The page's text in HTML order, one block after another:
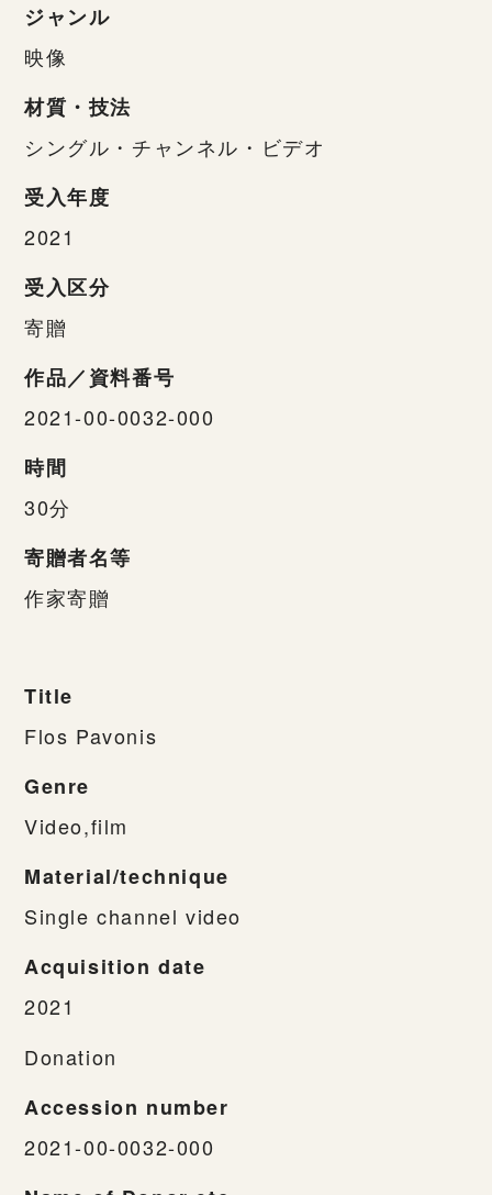
ジャンル
映像
材質・技法
シングル・チャンネル・ビデオ
受入年度
2021
受入区分
寄贈
作品／資料番号
2021-00-0032-000
時間
30分
寄贈者名等
作家寄贈
Title
Flos Pavonis
Genre
Video,film
Material/technique
Single channel video
Acquisition date
2021
Donation
Accession number
2021-00-0032-000